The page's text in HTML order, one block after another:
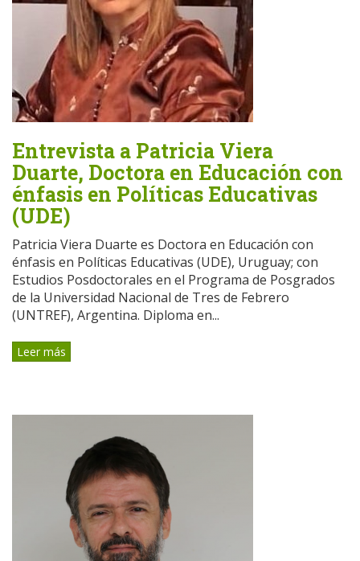
Entrevista a Patricia Viera
Duarte, Doctora en Educación con
énfasis en Políticas Educativas
(UDE)
Patricia Viera Duarte es Doctora en Educación con
énfasis en Políticas Educativas (UDE), Uruguay; con
Estudios Posdoctorales en el Programa de Posgrados
de la Universidad Nacional de Tres de Febrero
(UNTREF), Argentina. Diploma en...
Leer más